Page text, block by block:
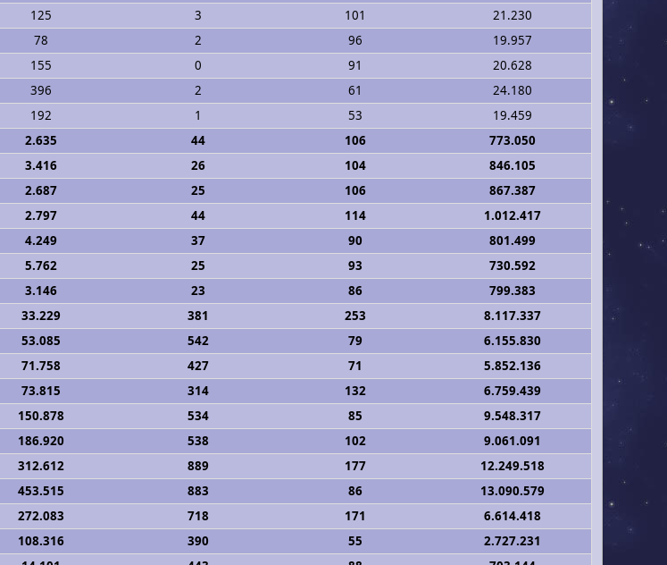
125 3 101
21.230
78 2 96
19.957
155 0 91
20.628
396 2 61
24.180
192 1 53
19.459
2.635 44 106
773.050
3.416 26 104
846.105
2.687 25 106
867.387
2.797 44 114
1.012.417
4.249 37 90
801.499
5.762 25 93
730.592
3.146 23 86
799.383
33.229 381 253
8.117.337
53.085 542 79
6.155.830
71.758 427 71
5.852.136
73.815 314 132
6.759.439
150.878 534 85
9.548.317
186.920 538 102
9.061.091
312.612 889 177
12.249.518
453.515 883 86
13.090.579
272.083 718 171
6.614.418
108.316 390 55
2.727.231